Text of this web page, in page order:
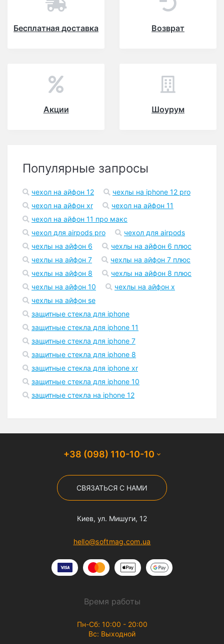
Бесплатная доставка Возврат
Акции Шоурум
Популярные запросы
чехол на айфон 12
чехлы на iphone 12 pro
чехол на айфон xr
чехол на айфон 11
чехол на айфон 11 про макс
чехол для airpods pro
чехол для airpods
чехлы на айфон 6
чехлы на айфон 6 плюс
чехлы на айфон 7
чехлы на айфон 7 плюс
чехлы на айфон 8
чехлы на айфон 8 плюс
чехлы на айфон 10
чехлы на айфон x
чехлы на айфон se
защитные стекла для iphone
защитные стекла для iphone 11
защитные стекла для iphone 7
защитные стекла для iphone 8
защитные стекла для iphone xr
защитные стекла для iphone 10
защитные стекла на iphone 12
+38 (098) 110-10-10
СВЯЗАТЬСЯ С НАМИ
Киев, ул. Мишуги, 12
hello@softmag.com.ua
Время работы
Пн-Сб: 10:00 - 20:00
Вс: Выходной